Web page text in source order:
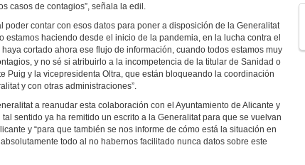
casos de contagios”, señala la edil.
poder contar con esos datos para poner a disposición de la Generalitat
estamos haciendo desde el inicio de la pandemia, en la lucha contra el
cortado ahora ese flujo de información, cuando todos estamos muy
y no sé si atribuirlo a la incompetencia de la titular de Sanidad o
Puig y la vicepresidenta Oltra, que están bloqueando la coordinación
y con otras administraciones”.
a reanudar esta colaboración con el Ayuntamiento de Alicante y
sentido ya ha remitido un escrito a la Generalitat para que se vuelvan
y “para que también se nos informe de cómo está la situación en
todo al no habernos facilitado nunca datos sobre este